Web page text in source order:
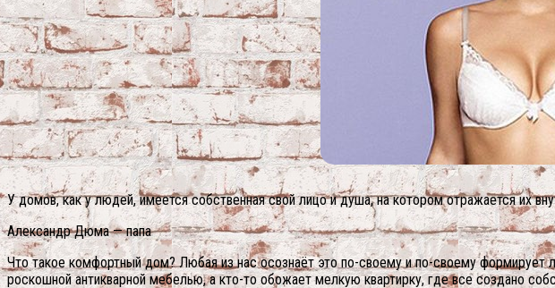
У домов, как у людей, имеется собственная свой лицо и душа, на котором отражается их
Александр Дюма — папа
Что такое комфортный дом? Любая из нас осознаёт это по-своему и по-своему
роскошной антикварной мебелью, а кто-то обожает мелкую квартирку, где все создано